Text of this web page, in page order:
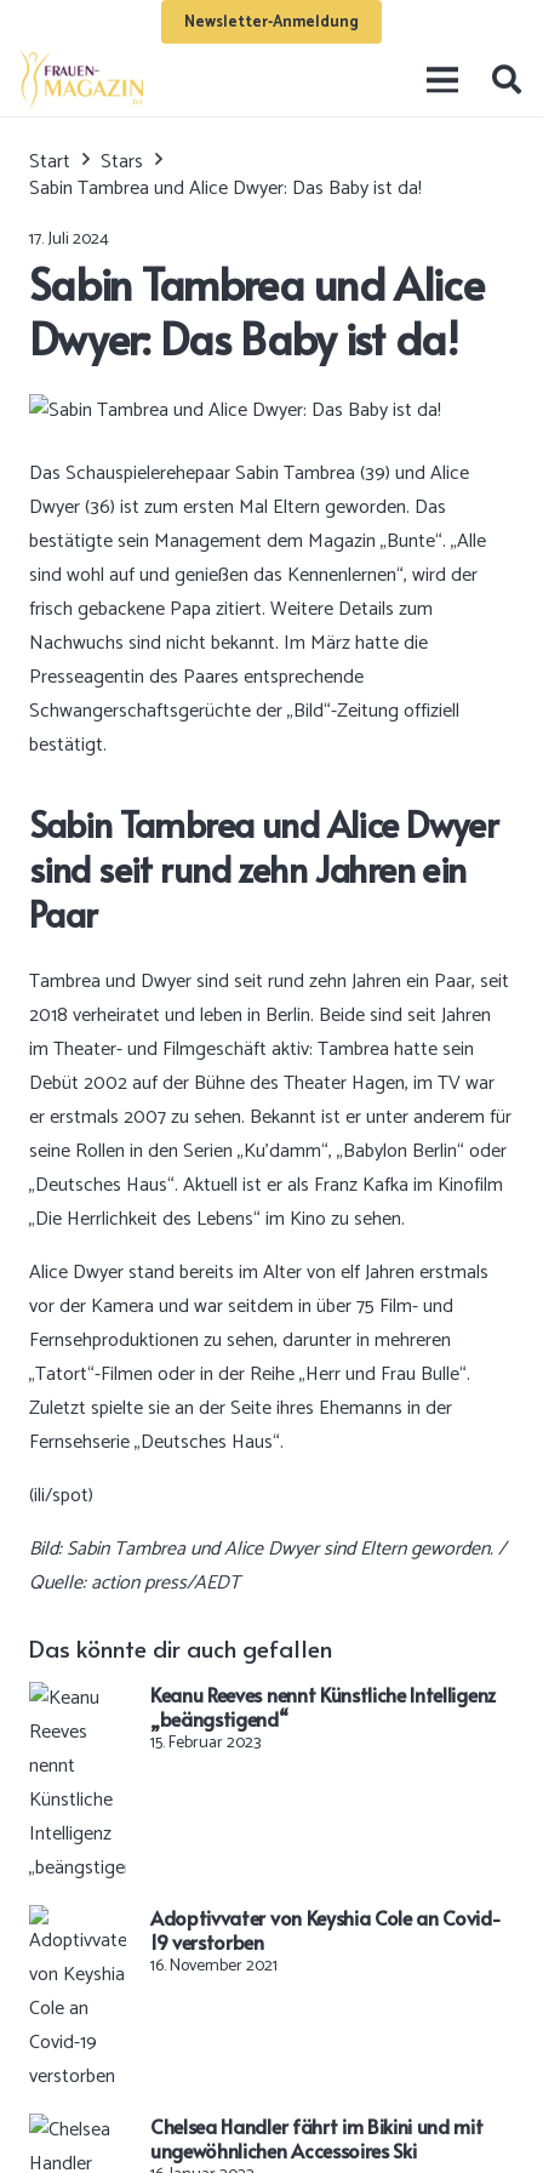
Newsletter-Anmeldung
Start
Stars
Sabin Tambrea und Alice Dwyer: Das Baby ist da!
17. Juli 2024
Sabin Tambrea und Alice
Dwyer: Das Baby ist da!
Das Schauspielerehepaar Sabin Tambrea (39) und Alice
Dwyer (36) ist zum ersten Mal Eltern geworden. Das
bestätigte sein Management dem Magazin „Bunte“. „Alle
sind wohl auf und genießen das Kennenlernen“, wird der
frisch gebackene Papa zitiert. Weitere Details zum
Nachwuchs sind nicht bekannt. Im März hatte die
Presseagentin des Paares entsprechende
Schwangerschaftsgerüchte der „Bild“-Zeitung offiziell
bestätigt.
Sabin Tambrea und Alice Dwyer
sind seit rund zehn Jahren ein
Paar
Tambrea und Dwyer sind seit rund zehn Jahren ein Paar, seit
2018 verheiratet und leben in Berlin. Beide sind seit Jahren
im Theater- und Filmgeschäft aktiv: Tambrea hatte sein
Debüt 2002 auf der Bühne des Theater Hagen, im TV war
er erstmals 2007 zu sehen. Bekannt ist er unter anderem für
seine Rollen in den Serien „Ku’damm“, „Babylon Berlin“ oder
„Deutsches Haus“. Aktuell ist er als Franz Kafka im Kinofilm
„Die Herrlichkeit des Lebens“ im Kino zu sehen.
Alice Dwyer stand bereits im Alter von elf Jahren erstmals
vor der Kamera und war seitdem in über 75 Film- und
Fernsehproduktionen zu sehen, darunter in mehreren
„Tatort“-Filmen oder in der Reihe „Herr und Frau Bulle“.
Zuletzt spielte sie an der Seite ihres Ehemanns in der
Fernsehserie „Deutsches Haus“.
(ili/spot)
Bild: Sabin Tambrea und Alice Dwyer sind Eltern geworden. /
Quelle: action press/AEDT
Das könnte dir auch gefallen
Keanu Reeves nennt Künstliche Intelligenz
„beängstigend“
15. Februar 2023
Adoptivvater von Keyshia Cole an Covid-
19 verstorben
16. November 2021
Chelsea Handler fährt im Bikini und mit
ungewöhnlichen Accessoires Ski